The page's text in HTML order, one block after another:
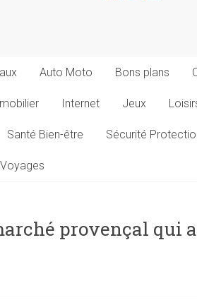
Auto Moto Bons plans
Internet Jeux
Santé Bien-être Sécurité
Voyages
provençal qui